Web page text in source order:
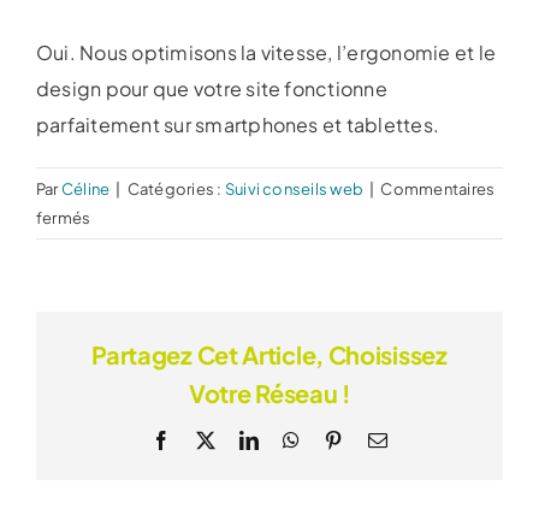
Oui. Nous optimisons la vitesse, l’ergonomie et le
design pour que votre site fonctionne
parfaitement sur smartphones et tablettes.
ParCéline Catégories : Suivi conseils web
Commentaires
fermés
Est-
vous
l’optimisation
Partagez Cet Article, Choisissez
Votre Réseau !
Facebook
X LinkedInWhatsApp
PinterestEmail